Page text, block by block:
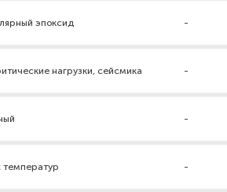
эпоксид -
нагрузки, сейсмика -
-
температур -